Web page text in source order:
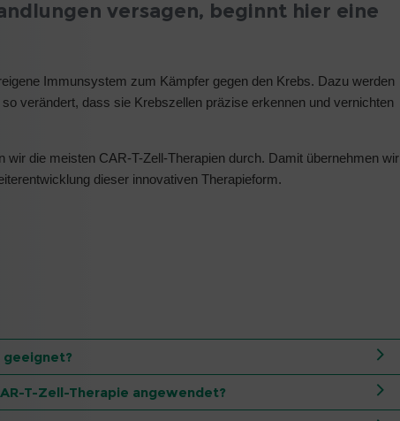
versagen, beginnt hier eine
Immunsystem zum Kämpfer gegen den Krebs. Dazu werden
verändert, dass sie Krebszellen präzise erkennen und vernichten
wir die meisten CAR-T-Zell-Therapien durch. Damit übernehmen wir
dieser innovativen Therapieform.
geeignet?
T-Zell-Therapie angewendet?